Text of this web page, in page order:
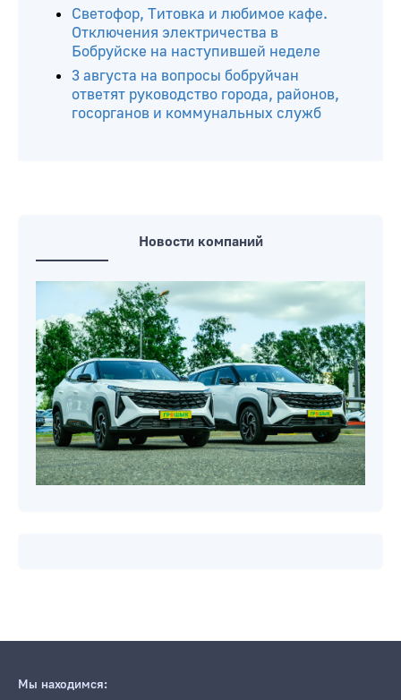
Светофор, Титовка и любимое кафе.
Отключения электричества в
Бобруйске на наступившей неделе
3 августа на вопросы бобруйчан
ответят руководство города, районов,
госорганов и коммунальных служб
Новости компаний
Мы находимся: